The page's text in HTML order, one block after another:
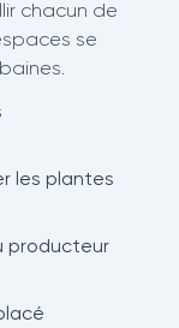
chacun de
se
les plantes
producteur